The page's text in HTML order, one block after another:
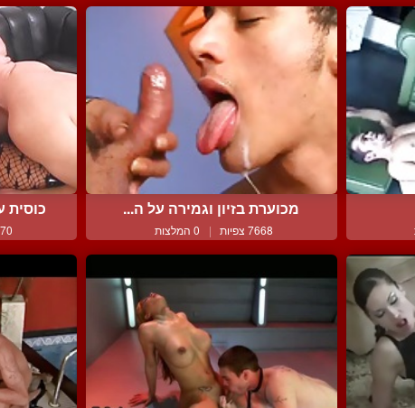
מכוערת בזיון וגמירה על ה...
7668 צפיות | 0 המלצות
כוסית